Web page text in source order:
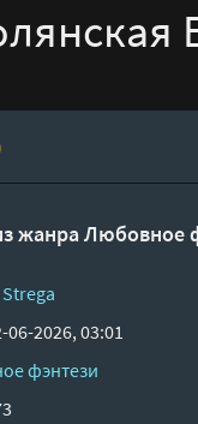
жанраЛюбовное
Strega
06-2026, 03:01
фэнтези